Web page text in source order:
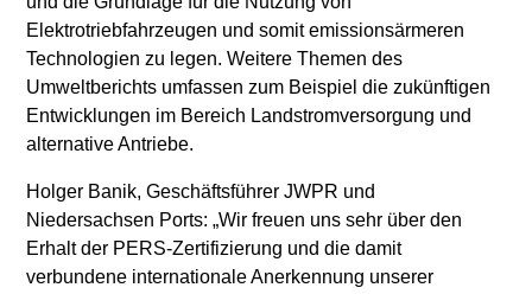
Elektrotriebfahrzeugen und somit emissionsärmeren
Technologien zu legen. Weitere Themen des
Umweltberichts umfassen zum Beispiel die zukünftigen
Entwicklungen im Bereich Landstromversorgung und
alternative Antriebe.
Holger Banik, Geschäftsführer JWPR und
Niedersachsen Ports: „Wir freuen uns sehr über den
Erhalt der PERS-Zertifizierung und die damit
verbundene internationale Anerkennung unserer